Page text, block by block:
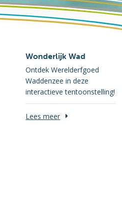
Wonderlijk Wad
Ontdek Werelderfgoed
Waddenzee in deze
interactieve tentoonstelling!
Lees meer